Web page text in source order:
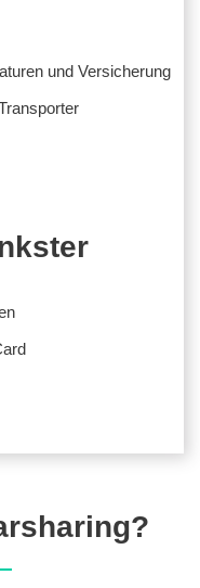
und Versicherung